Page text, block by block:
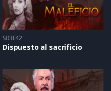
S03E42
Dispuesto al sacrificio